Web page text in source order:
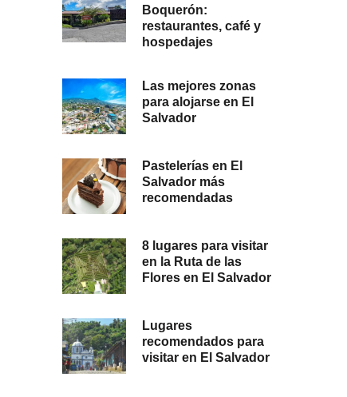
Boquerón:
restaurantes, café y
hospedajes
Las mejores zonas
para alojarse en El
Salvador
Pastelerías en El
Salvador más
recomendadas
8 lugares para visitar
en la Ruta de las
Flores en El Salvador
Lugares
recomendados para
visitar en El Salvador